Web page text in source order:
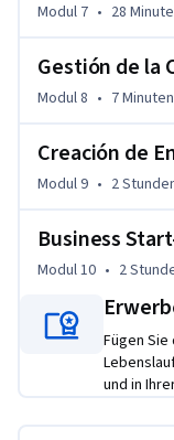
Modul 7 • 28
Gestión de la
Modul 8 • 7 Minuten
Creación de
Modul 9 • 2
Business
Modul 10 • 2
Fügen
und in